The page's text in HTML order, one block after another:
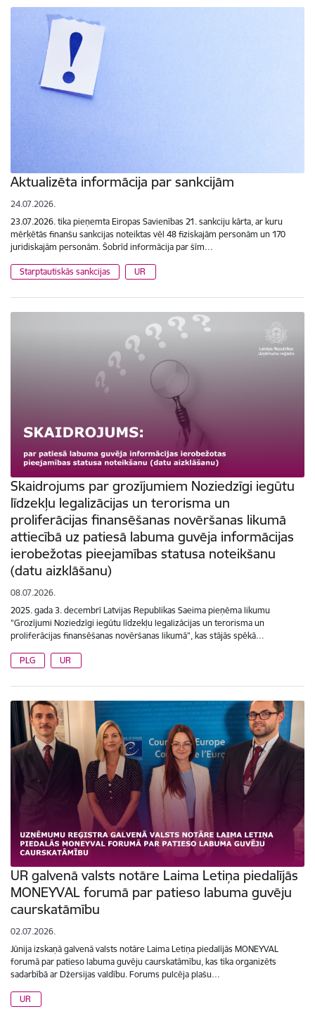
Aktualizēta informācija par sankcijām
24.07.2026.
23.07.2026. tika pieņemta Eiropas Savienības 21. sankciju kārta, ar kuru
mērķētās finanšu sankcijas noteiktas vēl 48 fiziskajām personām un 170
juridiskajām personām. Šobrīd informācija par šīm…
Starptautiskās sankcijas UR
Skaidrojums par grozījumiem Noziedzīgi iegūtu
līdzekļu legalizācijas un terorisma un
proliferācijas finansēšanas novēršanas likumā
attiecībā uz patiesā labuma guvēja informācijas
ierobežotas pieejamības statusa noteikšanu
(datu aizklāšanu)
08.07.2026.
2025. gada 3. decembrī Latvijas Republikas Saeima pieņēma likumu
"Grozījumi Noziedzīgi iegūtu līdzekļu legalizācijas un terorisma un
proliferācijas finansēšanas novēršanas likumā", kas stājās spēkā…
PLG UR
UR galvenā valsts notāre Laima Letiņa piedalījās
MONEYVAL forumā par patieso labuma guvēju
caurskatāmību
02.07.2026.
Jūnija izskaņā galvenā valsts notāre Laima Letiņa piedalījās MONEYVAL
forumā par patieso labuma guvēju caurskatāmību, kas tika organizēts
sadarbībā ar Džersijas valdību. Forums pulcēja plašu…
UR